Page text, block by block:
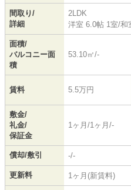
間取り/
詳細
2LDK
洋室 6.0帖 1室/和
面積/
バルコニー面
積
53.10㎡/-
賃料 5.5万円
敷金/
礼金/
保証金
1ヶ月/1ヶ月/-
償却/敷引 -/-
更新料 1ヶ月(新賃料)